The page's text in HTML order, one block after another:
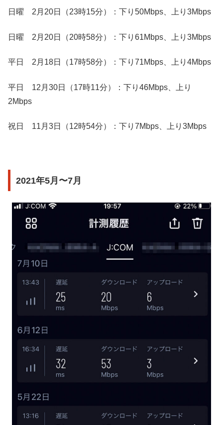
日曜 2月20日（23時15分）：下り50Mbps、上り3Mbps
日曜 2月20日（20時58分）：下り61Mbps、上り3Mbps
平日 2月18日（17時58分）：下り71Mbps、上り4Mbps
平日 12月30日（17時11分）：下り46Mbps、上り
2Mbps
祝日 11月3日（12時54分）：下り7Mbps、上り3Mbps
2021年5月〜7月